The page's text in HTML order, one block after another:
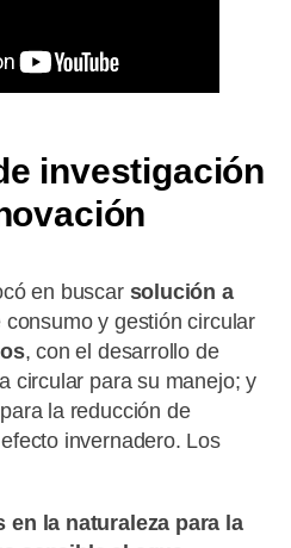
investigación
en buscar solución a
consumo y gestión circular
, con el desarrollo de
circular para su manejo; y
la reducción de
invernadero. Los
en la naturaleza para la